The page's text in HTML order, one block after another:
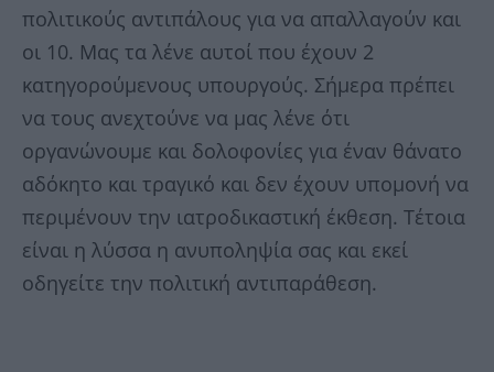
πολιτικούς αντιπάλους για να απαλλαγούν και
οι 10. Μας τα λένε αυτοί που έχουν 2
κατηγορούμενους υπουργούς. Σήμερα πρέπει
να τους ανεχτούνε να μας λένε ότι
οργανώνουμε και δολοφονίες για έναν θάνατο
αδόκητο και τραγικό και δεν έχουν υπομονή να
περιμένουν την ιατροδικαστική έκθεση. Τέτοια
είναι η λύσσα η ανυποληψία σας και εκεί
οδηγείτε την πολιτική αντιπαράθεση.